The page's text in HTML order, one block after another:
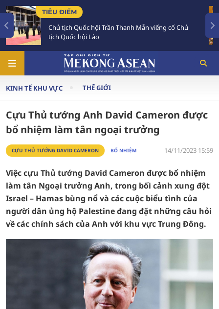
cố Chủ
Chủ tịch Quốc hội Lào luôn dành tình
KINH TẾ KHU VỰC THẾ GIỚI
Cựu Thủ tướng Anh David Cameron được
bổ nhiệm làm tân ngoại trưởng
CỰU THỦ TƯỚNG DAVID CAMERON BỔ NHIỆM 14/11/2023 15:59
Việc cựu Thủ tướng David Cameron được bổ nhiệm
làm tân Ngoại trưởng Anh, trong bối cảnh xung đột
Israel – Hamas bùng nổ và các cuộc biểu tình của
người dân ủng hộ Palestine đang đặt những câu hỏi
về các chính sách của Anh với khu vực Trung Đông.